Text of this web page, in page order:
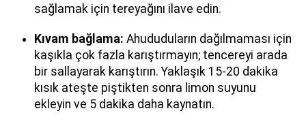
sağlamak için tereyağını ilave edin.
Kıvam bağlama: Ahududuların dağılmaması için
kaşıkla çok fazla karıştırmayın; tencereyi arada
bir sallayarak karıştırın. Yaklaşık 15-20 dakika
kısık ateşte piştikten sonra limon suyunu
ekleyin ve 5 dakika daha kaynatın.